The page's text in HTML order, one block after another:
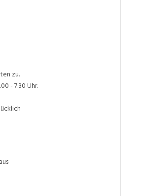
zu.
- 7.30 Uhr.